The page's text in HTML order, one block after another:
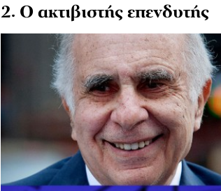
2. Ο ακτιβιστής επενδυτής